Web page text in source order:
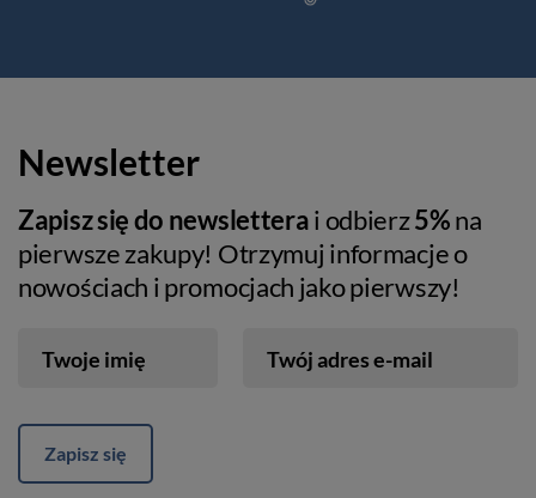
Newsletter
Zapisz się do newsletterai odbierz5%na
pierwsze zakupy! Otrzymuj informacje o
nowościach i promocjach jako pierwszy!
Twoje imię Twój adres e-mail
Zapisz się